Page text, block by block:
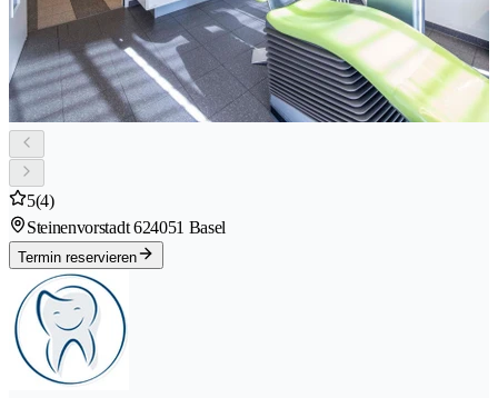
5(4)
Steinenvorstadt 624051 Basel
Termin reservieren